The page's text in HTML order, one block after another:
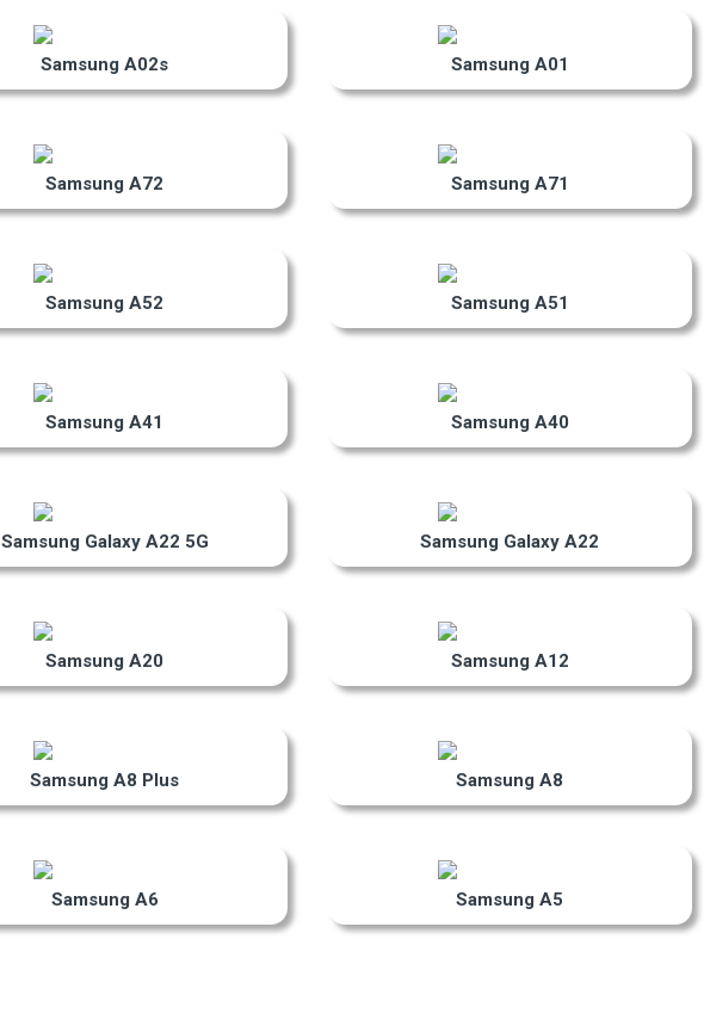
Samsung A02s Samsung A01
Samsung A72 Samsung A71
Samsung A52 Samsung A51
Samsung A41 Samsung A40
Samsung Galaxy A22 5G Samsung Galaxy A22
Samsung A20 Samsung A12
Samsung A8 Plus Samsung A8
Samsung A6 Samsung A5